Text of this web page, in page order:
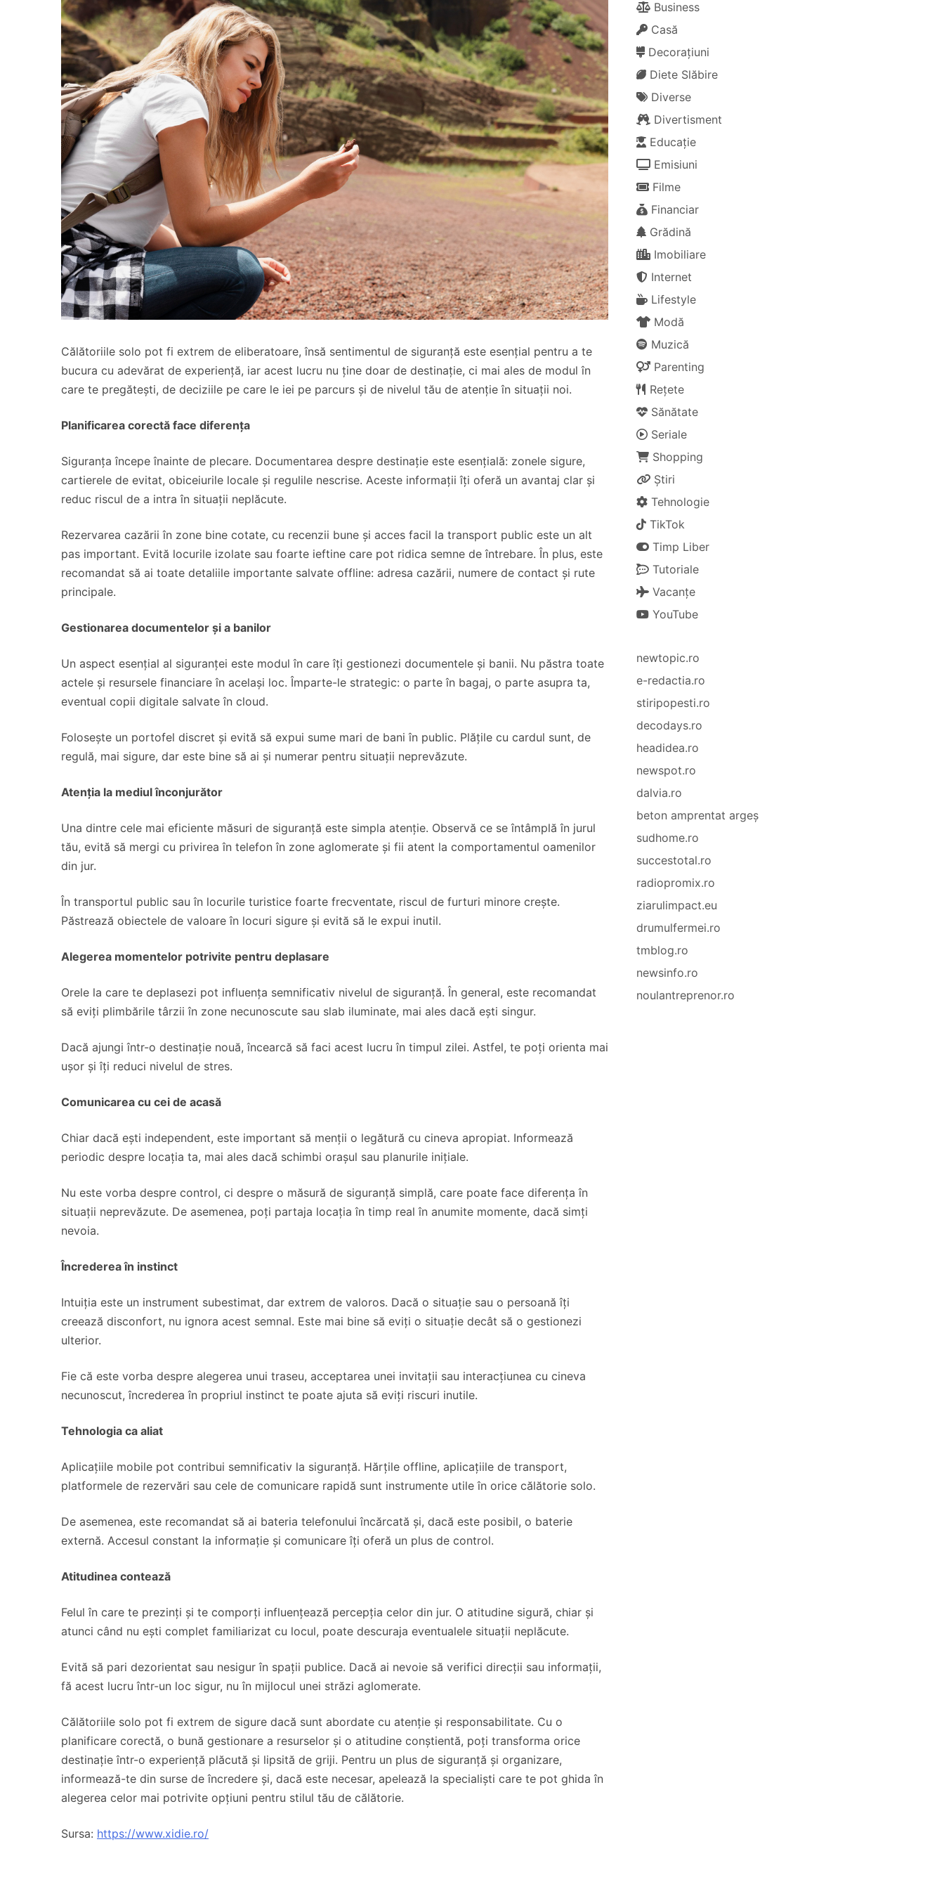
Călătoriile solo pot fi extrem de eliberatoare, însă sentimentul de siguranță este esențial pentru a te
bucura cu adevărat de experiență, iar acest lucru nu ține doar de destinație, ci mai ales de modul în
care te pregătești, de deciziile pe care le iei pe parcurs și de nivelul tău de atenție în situații noi.
Planificarea corectă face diferența
Siguranța începe înainte de plecare. Documentarea despre destinație este esențială: zonele sigure,
cartierele de evitat, obiceiurile locale și regulile nescrise. Aceste informații îți oferă un avantaj clar și
reduc riscul de a intra în situații neplăcute.
Rezervarea cazării în zone bine cotate, cu recenzii bune și acces facil la transport public este un alt
pas important. Evită locurile izolate sau foarte ieftine care pot ridica semne de întrebare. În plus, este
recomandat să ai toate detaliile importante salvate offline: adresa cazării, numere de contact și rute
principale.
Gestionarea documentelor și a banilor
Un aspect esențial al siguranței este modul în care îți gestionezi documentele și banii. Nu păstra toate
actele și resursele financiare în același loc. Împarte-le strategic: o parte în bagaj, o parte asupra ta,
eventual copii digitale salvate în cloud.
Folosește un portofel discret și evită să expui sume mari de bani în public. Plățile cu cardul sunt, de
regulă, mai sigure, dar este bine să ai și numerar pentru situații neprevăzute.
Atenția la mediul înconjurător
Una dintre cele mai eficiente măsuri de siguranță este simpla atenție. Observă ce se întâmplă în jurul
tău, evită să mergi cu privirea în telefon în zone aglomerate și fii atent la comportamentul oamenilor
din jur.
În transportul public sau în locurile turistice foarte frecventate, riscul de furturi minore crește.
Păstrează obiectele de valoare în locuri sigure și evită să le expui inutil.
Alegerea momentelor potrivite pentru deplasare
Orele la care te deplasezi pot influența semnificativ nivelul de siguranță. În general, este recomandat
să eviți plimbările târzii în zone necunoscute sau slab iluminate, mai ales dacă ești singur.
Dacă ajungi într-o destinație nouă, încearcă să faci acest lucru în timpul zilei. Astfel, te poți orienta mai
ușor și îți reduci nivelul de stres.
Comunicarea cu cei de acasă
Chiar dacă ești independent, este important să menții o legătură cu cineva apropiat. Informează
periodic despre locația ta, mai ales dacă schimbi orașul sau planurile inițiale.
Nu este vorba despre control, ci despre o măsură de siguranță simplă, care poate face diferența în
situații neprevăzute. De asemenea, poți partaja locația în timp real în anumite momente, dacă simți
nevoia.
Încrederea în instinct
Intuiția este un instrument subestimat, dar extrem de valoros. Dacă o situație sau o persoană îți
creează disconfort, nu ignora acest semnal. Este mai bine să eviți o situație decât să o gestionezi
ulterior.
Fie că este vorba despre alegerea unui traseu, acceptarea unei invitații sau interacțiunea cu cineva
necunoscut, încrederea în propriul instinct te poate ajuta să eviți riscuri inutile.
Tehnologia ca aliat
Aplicațiile mobile pot contribui semnificativ la siguranță. Hărțile offline, aplicațiile de transport,
platformele de rezervări sau cele de comunicare rapidă sunt instrumente utile în orice călătorie solo.
De asemenea, este recomandat să ai bateria telefonului încărcată și, dacă este posibil, o baterie
externă. Accesul constant la informație și comunicare îți oferă un plus de control.
Atitudinea contează
Felul în care te prezinți și te comporți influențează percepția celor din jur. O atitudine sigură, chiar și
atunci când nu ești complet familiarizat cu locul, poate descuraja eventualele situații neplăcute.
Evită să pari dezorientat sau nesigur în spații publice. Dacă ai nevoie să verifici direcții sau informații,
fă acest lucru într-un loc sigur, nu în mijlocul unei străzi aglomerate.
Călătoriile solo pot fi extrem de sigure dacă sunt abordate cu atenție și responsabilitate. Cu o
planificare corectă, o bună gestionare a resurselor și o atitudine conștientă, poți transforma orice
destinație într-o experiență plăcută și lipsită de griji. Pentru un plus de siguranță și organizare,
informează-te din surse de încredere și, dacă este necesar, apelează la specialiști care te pot ghida în
alegerea celor mai potrivite opțiuni pentru stilul tău de călătorie.
Sursa: https://www.xidie.ro/
Business
Casă
Decorațiuni
Diete Slăbire
Diverse
Divertisment
Educație
Emisiuni
Filme
Financiar
Grădină
Imobiliare
Internet
Lifestyle
Modă
Muzică
Parenting
Rețete
Sănătate
Seriale
Shopping
Știri
Tehnologie
TikTok
Timp Liber
Tutoriale
Vacanțe
YouTube
newtopic.ro
e-redactia.ro
stiripopesti.ro
decodays.ro
headidea.ro
newspot.ro
dalvia.ro
beton amprentat argeș
sudhome.ro
succestotal.ro
radiopromix.ro
ziarulimpact.eu
drumulfermei.ro
tmblog.ro
newsinfo.ro
noulantreprenor.ro